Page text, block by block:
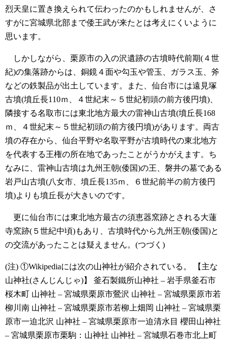
烈天皇に置き換えられて伝わったのかもしれませんが、さ
すがに宮城県北部まで倭王武が来たとは考えにくいように
思います。
しかしながら、栗原市の入の沢遺跡の古墳時代前期(４世
紀)の集落跡からは、銅鏡４面や勾玉や管玉、ガラス玉、斧
などの鉄製品が出土しています。また、仙台市には遠見塚
古墳(墳丘長110ｍ、４世紀末～５世紀初頭の前方後円墳)、
隣接する名取市には東北地方最大の雷神山古墳(墳丘長168
ｍ、４世紀末～５世紀初頭の前方後円墳)があります。両古
墳の存在から、仙台平野や名取平野が古墳時代の東北地方
を代表する王権の所在地であったことがうかがえます。ち
なみに、雷神山古墳は九州王朝(倭国)の王、磐井の墓である
岩戸山古墳(八女市、墳丘長135ｍ、６世紀前半の前方後円
墳)よりも墳丘長が大きいのです。
更に仙台市には東北地方最古の須恵器窯跡とされる大蓮
寺窯跡(５世紀中頃)もあり、古墳時代から九州王朝(倭国)と
の交流があったことは疑えません。(つづく)
(注) ①Wikipediaには次の山神社が紹介されている。
【主な
山神社(さんじんじゃ)】
釜石製鐵所山神社 – 岩手県釜石市
桜木町 山神社 – 宮城県栗原市鶯沢 山神社 – 宮城県栗原市若
柳川南 山神社 – 宮城県栗原市若柳上畑岡 山神社 – 宮城県栗
原市一迫北沢 山神社 – 宮城県栗原市一迫清水目 櫻田山神社
– 宮城県栗原市栗駒：山神社 山神社 – 宮城県石巻市北上町